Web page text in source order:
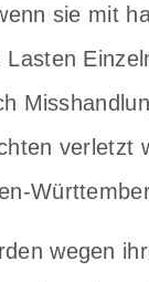
sie mit
verletzt
wegen